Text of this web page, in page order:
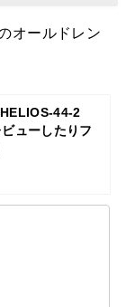
オールドレン
44-2
ューしたりフ